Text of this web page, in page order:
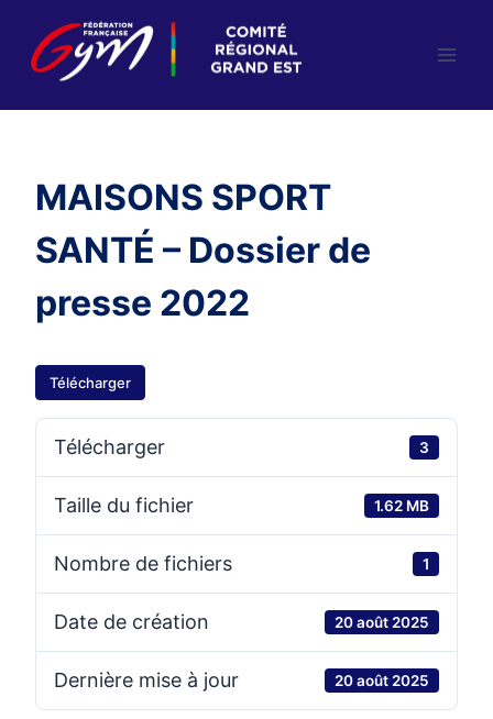
contenu
MAISONS SPORT
SANTÉ – Dossier de
presse 2022
Télécharger
Télécharger 3
Taille du fichier 1.62 MB
Nombre de fichiers 1
Date de création 20 août 2025
Dernière mise à jour 20 août 2025